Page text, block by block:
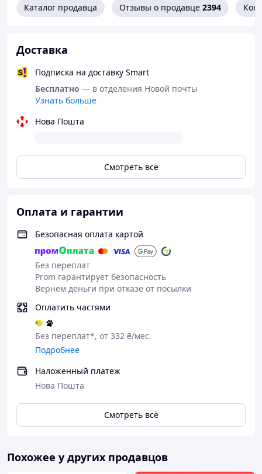
42 - стелька 27.8 см (стопа 27.5-27.7 см)
Каталог продавца Отзывы о продавце 2394
Доставка
Подписка на доставку Smart
Бесплатно — в отделения Новой почты
Узнать больше
Нова Пошта
Смотреть всё
Оплата и гарантии
Безопасная оплата картой
Без переплат
Prom гарантирует безопасность
Вернем деньги при отказе от посылки
Оплатить частями
Без переплат*, от 332 ₴/мес.
Подробнее
Наложенный платеж
Нова Пошта
Смотреть всё
Похожее у других продавцов